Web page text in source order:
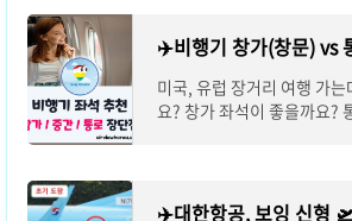
미국, 유럽 장거리 여행 가
요? 창가 좌석이 좋을까요?